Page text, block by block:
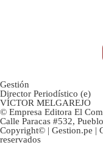
Gestión
Director Periodístico (e)
VÍCTOR MELGAREJO
© Empresa Editora El
Calle Paracas #532,
Copyright© | Gestion.pe |
reservados